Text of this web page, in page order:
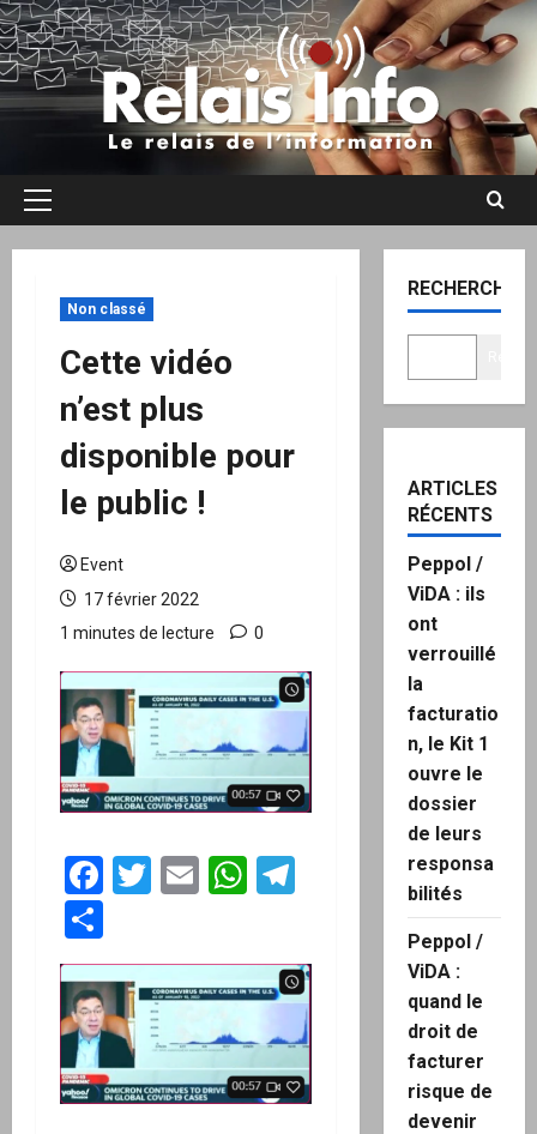
Aller
au
contenu
Menu
Non classé
Cette vidéo
n’est plus
disponible pour
le public !
Event
17 février 2022
1 minutes de lecture
0
Facebook
Twitter
EmailWhatsApp
Telegram
RECHERCHER
ARTICLES
RÉCENTS
Peppol /
ViDA : ils
ont
verrouillé
la
facturatio
n, le Kit 1
ouvre le
dossier
de leurs
responsa
bilités
Peppol /
ViDA :
quand le
droit de
facturer
risque de
devenir